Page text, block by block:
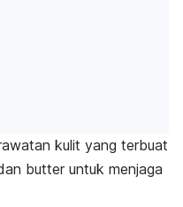
kulit yang terbuat
butter untuk menjaga